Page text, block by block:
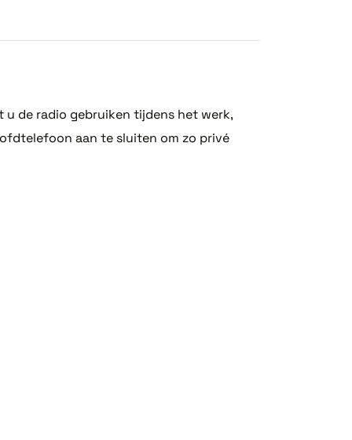
u de radio gebruiken tijdens het werk,
aan te sluiten om zo privé